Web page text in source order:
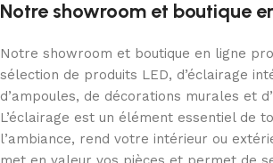
Notre showroom et boutique
Notre showroom et boutique en ligne
sélection de produits LED, d’éclairage
d’ampoules, de décorations murales et
L’éclairage est un élément essentiel de
l’ambiance, rend votre intérieur ou